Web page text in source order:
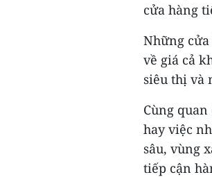
cửa hàng
Những
về giá cả
siêu thị và
Cùng
hay việc
sâu, vùng
tiếp cận